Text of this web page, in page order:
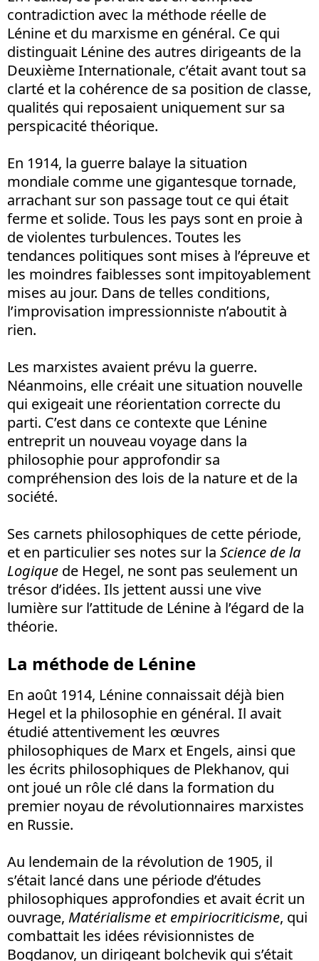
contradiction avec la méthode réelle de
Lénine et du marxisme en général. Ce qui
distinguait Lénine des autres dirigeants de la
Deuxième Internationale, c’était avant tout sa
clarté et la cohérence de sa position de classe,
qualités qui reposaient uniquement sur sa
perspicacité théorique.
En 1914, la guerre balaye la situation
mondiale comme une gigantesque tornade,
arrachant sur son passage tout ce qui était
ferme et solide. Tous les pays sont en proie à
de violentes turbulences. Toutes les
tendances politiques sont mises à l’épreuve et
les moindres faiblesses sont impitoyablement
mises au jour. Dans de telles conditions,
l’improvisation impressionniste n’aboutit à
rien.
Les marxistes avaient prévu la guerre.
Néanmoins, elle créait une situation nouvelle
qui exigeait une réorientation correcte du
parti. C’est dans ce contexte que Lénine
entreprit un nouveau voyage dans la
philosophie pour approfondir sa
compréhension des lois de la nature et de la
société.
Ses carnets philosophiques de cette période,
et en particulier ses notes sur la Science de la
Logique de Hegel, ne sont pas seulement un
trésor d’idées. Ils jettent aussi une vive
lumière sur l’attitude de Lénine à l’égard de la
théorie.
La méthode de Lénine
En août 1914, Lénine connaissait déjà bien
Hegel et la philosophie en général. Il avait
étudié attentivement les œuvres
philosophiques de Marx et Engels, ainsi que
les écrits philosophiques de Plekhanov, qui
ont joué un rôle clé dans la formation du
premier noyau de révolutionnaires marxistes
en Russie.
Au lendemain de la révolution de 1905, il
s’était lancé dans une période d’études
philosophiques approfondies et avait écrit un
ouvrage, Matérialisme et empiriocriticisme, qui
combattait les idées révisionnistes de
Bogdanov, un dirigeant bolchevik qui s’était